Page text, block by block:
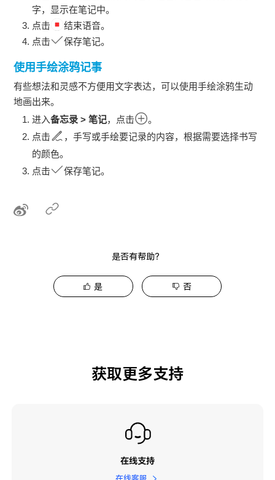
字，显示在笔记中。
点击
结束语音。
点击
保存笔记。
使用手绘涂鸦记事
有些想法和灵感不方便用文字表达，可以使用手绘涂鸦生动
地画出来。
进入备忘录 >笔记，点击
。
点击
，手写或手绘要记录的内容，根据需要选择书写
的颜色。
点击
保存笔记。
是否有帮助？
是 否
获取更多支持
在线支持